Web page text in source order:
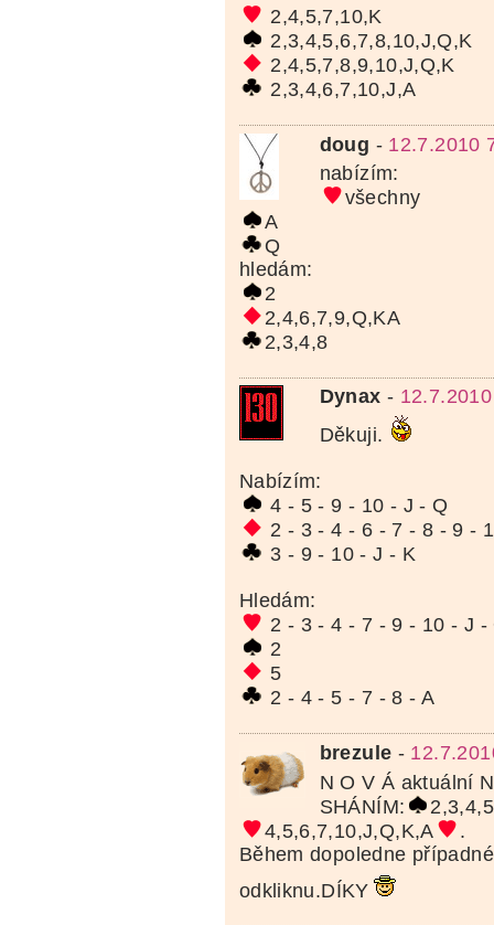
2,4,5,7,10,K
2,3,4,5,6,7,8,10,J,Q,K
2,4,5,7,8,9,10,J,Q,K
2,3,4,6,7,10,J,A
doug - 12.7.2010
nabízím:
všechny
A
Q
hledám:
2
2,4,6,7,9,Q,KA
2,3,4,8
Dynax -
Děkuji.
Nabízím:
4 - 5 - 9 - 10 - J - Q
2 - 3 - 4 - 6 - 7 - 8 - 9 -
3 - 9 - 10 - J - K
Hledám:
2 - 3 - 4 - 7 - 9 - 10 - J -
2
5
2 - 4 - 5 - 7 - 8 - A
brezule -
N O V Á aktuální
SHÁNÍM:
4,5,6,7,10,J,Q,K,A
.
Během dopoledne
odkliknu.DÍKY